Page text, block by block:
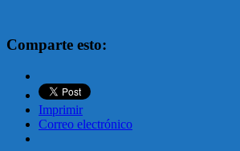
Comparte esto:
Imprimir
Correo electrónico